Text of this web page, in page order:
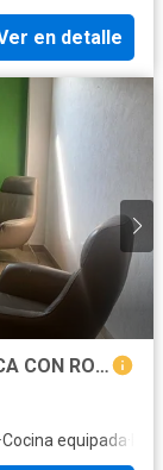
en detalle
NUEVO CERCA DEL CENTRO DE TOLUCA CON ROOF GARDEN Y GIMNACIO
·Cocina equipada